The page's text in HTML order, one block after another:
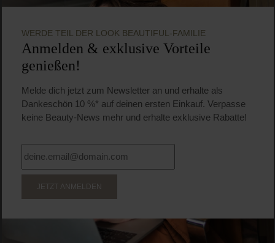
WERDE TEIL DER LOOK BEAUTIFUL-FAMILIE
Anmelden & exklusive Vorteile
genießen!
Melde dich jetzt zum Newsletter an und erhalte als
Dankeschön 10 %* auf deinen ersten Einkauf. Verpasse
keine Beauty-News mehr und erhalte exklusive Rabatte!
JETZT ANMELDEN